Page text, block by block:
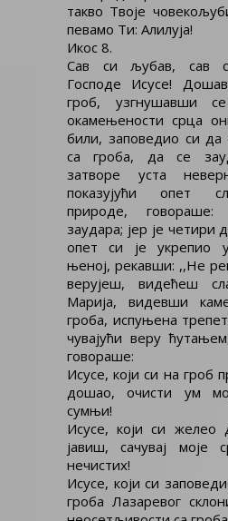
такво Твоје
певамо Ти: Алилуја!
Икос 8.
Сав си љубав, сав
Господе Исусе!
гроб, узгнушавши
окамењености срца
били, заповедио си да
са гроба, да се
затворе уста
показујући опет
природе, говораше:
заудара; јер је четири
опет си је укрепио
њеној, рекавши: ,,Не
верујеш, видећеш
Марија, видевши
гроба, испуњена
чувајући веру
говораше:
Исусе, који си на гроб
дошао, очисти ум
сумњи!
Исусе, који си желео
јавиш, сачувај моје
нечистих!
Исусе, који си
гроба Лазаревог